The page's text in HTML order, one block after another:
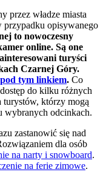
przez władze miasta
opisywanego
to nowoczesny
online. Są one
turyści
Czarnej Góry.
pod tym linkiem. Co
do kilku różnych
turystów, którzy mogą
wybranych odcinkach.
zastanowić się nad
dla osób
na narty i snowboard.
na ferie zimowe.